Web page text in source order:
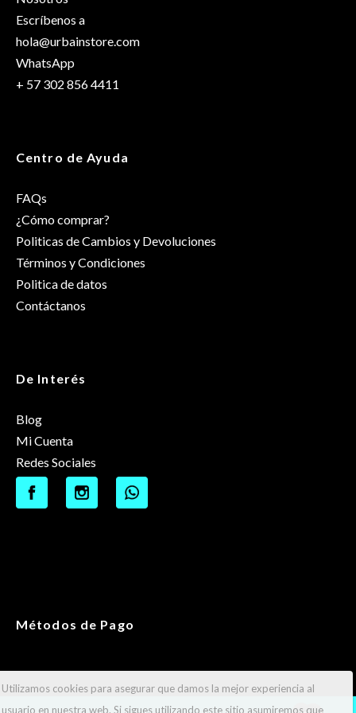
Género
Escríbenos a
hola@urbainstore.com
WhatsApp
+ 57 302 856 4411
Centro de Ayuda
FAQs
¿Cómo comprar?
Politicas de Cambios y Devoluciones
Términos y Condiciones
Politica de datos
Contáctanos
De Interés
Blog
Mi Cuenta
Redes Sociales
Métodos de Pago
Utilizamos cookies para asegurar que damos la mejor experiencia al
usuario en nuestra web. Si sigues utilizando este sitio asumiremos que